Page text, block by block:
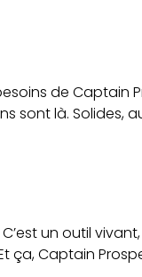
de Captain
sont là.
un outil
ça, Captain